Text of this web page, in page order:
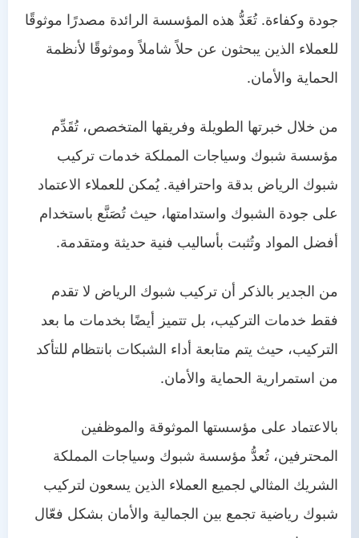
جودة وكفاءة. تُعَدُّ هذه المؤسسة الرائدة مصدرًا موثوقًا
للعملاء الذين يبحثون عن حلاً شاملاً وموثوقًا لأنظمة
الحماية والأمان.
من خلال خبرتها الطويلة وفريقها المتخصص، تُقَدِّم
مؤسسة شبوك وسياجات المملكة خدمات تركيب
شبوك الرياض بدقة واحترافية. يُمكن للعملاء الاعتماد
على جودة الشبوك واستدامتها، حيث تُصَنَّع باستخدام
أفضل المواد وتُثبت بأساليب فنية حديثة ومتقدمة.
من الجدير بالذكر أن تركيب شبوك الرياض لا تقدم
فقط خدمات التركيب، بل تتميز أيضًا بخدمات ما بعد
التركيب، حيث يتم متابعة أداء الشبكات بانتظام للتأكد
من استمرارية الحماية والأمان.
بالاعتماد على مؤسستها الموثوقة والموظفين
المحترفين، تُعدُّ مؤسسة شبوك وسياجات المملكة
الشريك المثالي لجميع العملاء الذين يسعون لتركيب
شبوك رياضية تجمع بين الجمالية والأمان بشكل فعّال